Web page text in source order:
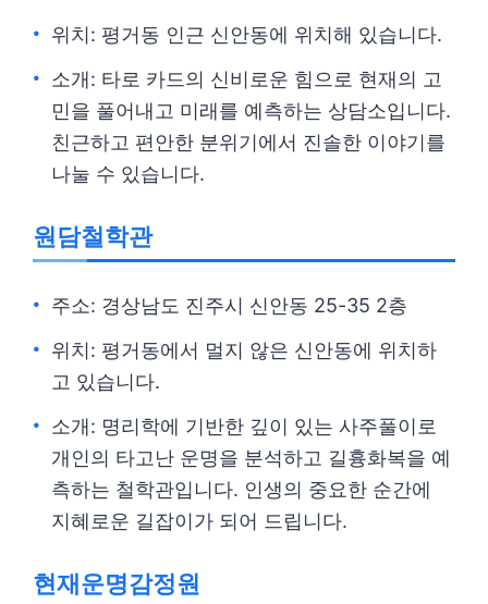
위치: 평거동 인근 신안동에 위치해 있습니다.
소개: 타로 카드의 신비로운 힘으로 현재의 고
민을 풀어내고 미래를 예측하는 상담소입니다.
친근하고 편안한 분위기에서 진솔한 이야기를
나눌 수 있습니다.
원담철학관
주소: 경상남도 진주시 신안동 25-35 2층
위치: 평거동에서 멀지 않은 신안동에 위치하
고 있습니다.
소개: 명리학에 기반한 깊이 있는 사주풀이로
개인의 타고난 운명을 분석하고 길흉화복을 예
측하는 철학관입니다. 인생의 중요한 순간에
지혜로운 길잡이가 되어 드립니다.
현재운명감정원